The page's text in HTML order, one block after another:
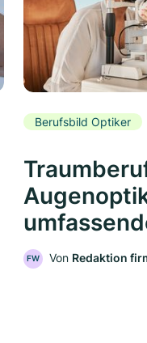
Berufsbild Optiker
FW Von Redaktion